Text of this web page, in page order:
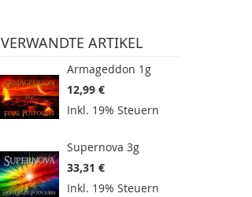
VERWANDTE ARTIKEL
Armageddon 1g
12,99 €
Inkl. 19% Steuern
Supernova 3g
33,31 €
Inkl. 19% Steuern